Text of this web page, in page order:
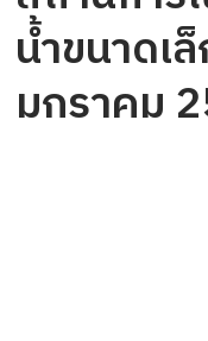
น้ำขนาดเ
มกราคม